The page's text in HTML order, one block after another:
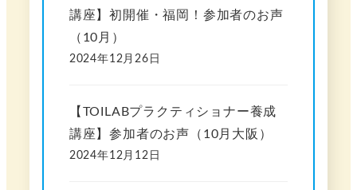
講座】初開催・福岡！参加者のお声
（10月）
2024年12月26日
【TOILABプラクティショナー養成
講座】参加者のお声（10月大阪）
2024年12月12日